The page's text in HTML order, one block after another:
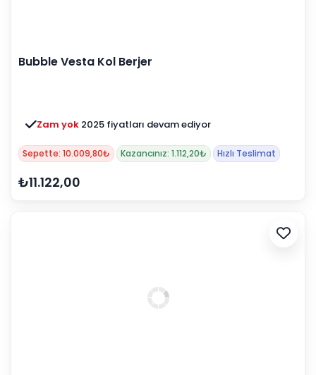
Bubble Vesta Kol Berjer
Zam yok 2025 fiyatları devam ediyor
Sepette: 10.009,80₺ Kazancınız: 1.112,20₺ Hızlı Teslimat
₺11.122,00